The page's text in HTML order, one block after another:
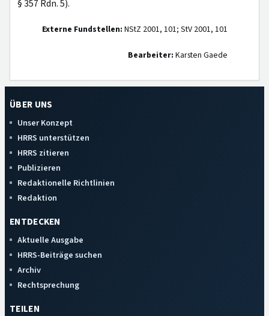
§ 357 Rdn. 5).
Externe Fundstellen: NStZ 2001, 101; StV 2001, 101
Bearbeiter: Karsten Gaede
ÜBER UNS
Unser Konzept
HRRS unterstützen
HRRS zitieren
Publizieren
Redaktionelle Richtlinien
Redaktion
ENTDECKEN
Aktuelle Ausgabe
HRRS-Beiträge suchen
Archiv
Rechtsprechung
TEILEN